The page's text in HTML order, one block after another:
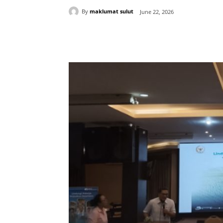
By maklumat sulut June 22, 2026